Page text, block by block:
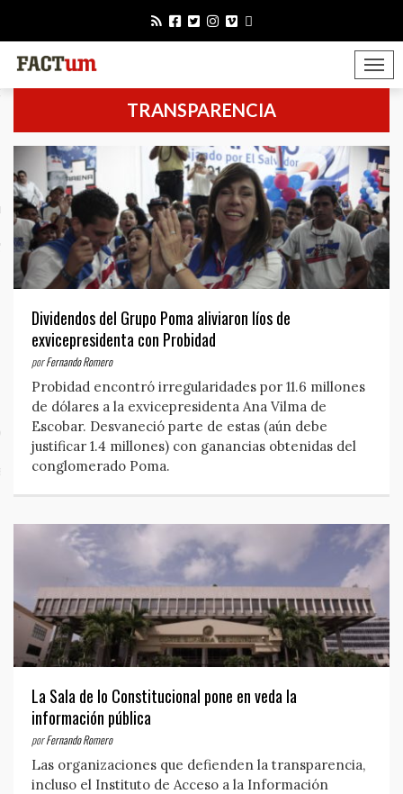
y privacidad
TRANSPARENCIA
Dividendos del Grupo Poma aliviaron líos de
exvicepresidenta con Probidad
porFernando Romero
Probidad encontró irregularidades por 11.6 millones
de dólares a la exvicepresidenta Ana Vilma de
Escobar. Desvaneció parte de estas (aún debe
justificar 1.4 millones) con ganancias obtenidas del
conglomerado Poma.
La Sala de lo Constitucional pone en veda la
información pública
porFernando Romero
Las organizaciones que defienden la transparencia,
incluso el Instituto de Acceso a la Información